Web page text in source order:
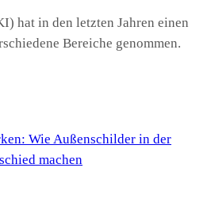
hat in den letzten Jahren einen
Bereiche genommen.